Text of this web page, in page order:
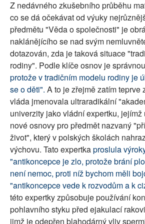
Z nedávného zkušebního průběhu
co se dá očekávat od výuky
předmětu "Věda o společnosti" je
naklánějícího se nad svým
dotazován, zda je taková situace
rodiny". Podle klíče osnov je
protože v tradičním modelu rodiny je
se o děti". A to je zřejmě zatím teprve
vláda jmenovala ultraradikální
univerzity jako vládní expertku,
nové osnovy pro předmět nazvaný
život", který v polských školách
výchovu. Tato expertkaproslula
"antikoncepce je zlo, protože brání
není nemoc, proti níž bychom měli
"antikoncepce vede k rozvodům a k
této expertky způsobuje používání
pohlavního styku před ejakulací
jimž je odepřen blahodárný vliv